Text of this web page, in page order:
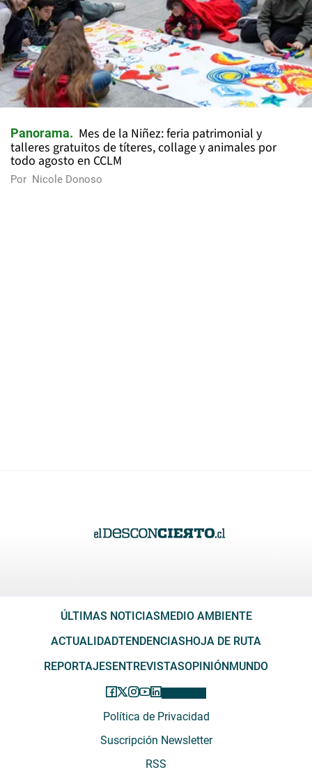
Panorama
Mes de la Niñez: feria patrimonial y
talleres gratuitos de títeres, collage y animales por
todo agosto en CCLM
Por Nicole Donoso
ÚLTIMAS NOTICIAS MEDIO AMBIENTE
ACTUALIDADTENDENCIAS HOJA DE RUTA
REPORTAJES ENTREVISTASOPINIÓN MUNDO
Política de Privacidad
Suscripción Newsletter
RSS